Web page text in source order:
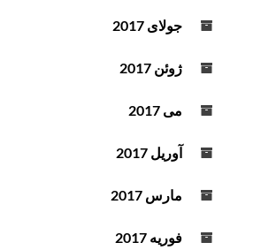
جولای 2017
ژوئن 2017
می 2017
آوریل 2017
مارس 2017
فوریه 2017